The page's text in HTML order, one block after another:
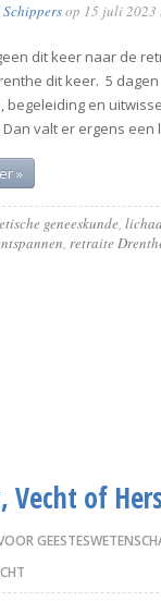
op 15 juli 2023
dit keer naar de
dit keer. 5
begeleiding en
Dan valt er ergens
»
geneeskunde
retraite
Vecht of